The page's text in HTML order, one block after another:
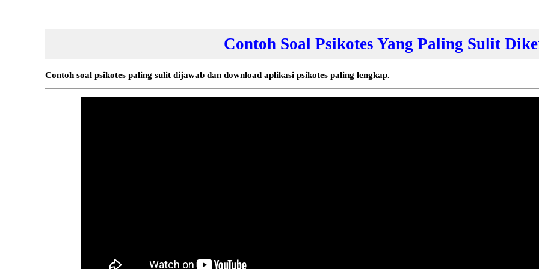
Contoh Soal Psikotes Yang Paling Sulit
Contoh soal psikotes paling sulit dijawab dan download aplikasi psikotes paling lengkap.